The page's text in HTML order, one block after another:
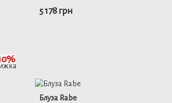
46
46
5 178 грн
Блуза Rabe